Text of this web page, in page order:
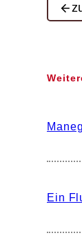
Ein